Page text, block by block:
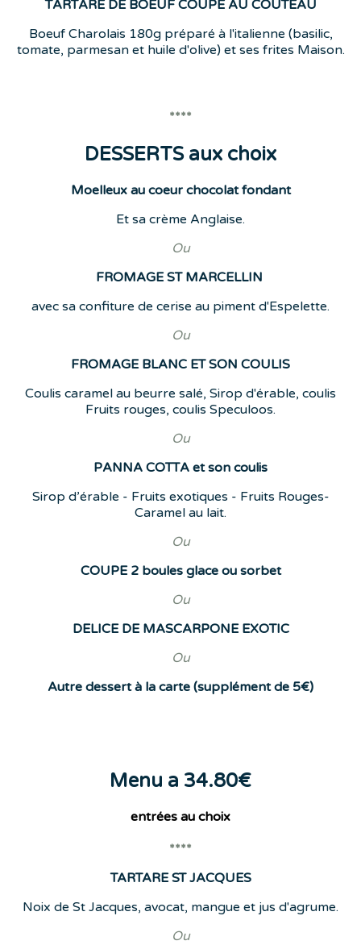
TARTARE DE BOEUF COUPE AU COUTEAU
Boeuf Charolais 180g préparé à l'italienne (basilic,
tomate, parmesan et huile d'olive) et ses frites Maison.
****
DESSERTS aux choix
Moelleux au coeur chocolat fondant
Et sa crème Anglaise.
Ou
FROMAGE ST MARCELLIN
avec sa confiture de cerise au piment d'Espelette.
Ou
FROMAGE BLANC ET SON COULIS
Coulis caramel au beurre salé, Sirop d'érable, coulis
Fruits rouges, coulis Speculoos.
Ou
PANNA COTTA et son coulis
Sirop d’érable - Fruits exotiques - Fruits Rouges-
Caramel au lait.
Ou
COUPE 2 boules glace ou sorbet
Ou
DELICE DE MASCARPONE EXOTIC
Ou
Autre dessert à la carte (supplément de 5€)
Menu a 34.80€
entrées au choix
****
TARTARE ST JACQUES
Noix de St Jacques, avocat, mangue et jus d'agrume.
Ou